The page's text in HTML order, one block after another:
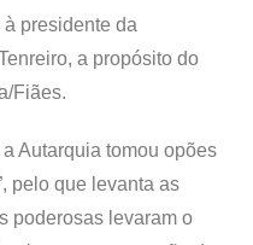
presidente da
a propósito do
Fiães.
Autarquia tomou opões
pelo que levanta as
poderosas levaram o